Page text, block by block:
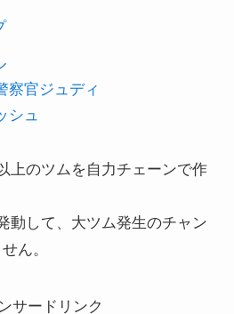
察官ジュディ
シュ
上のツムを自力チェーンで作
動して、大ツム発生のチャン
ん。
サードリンク